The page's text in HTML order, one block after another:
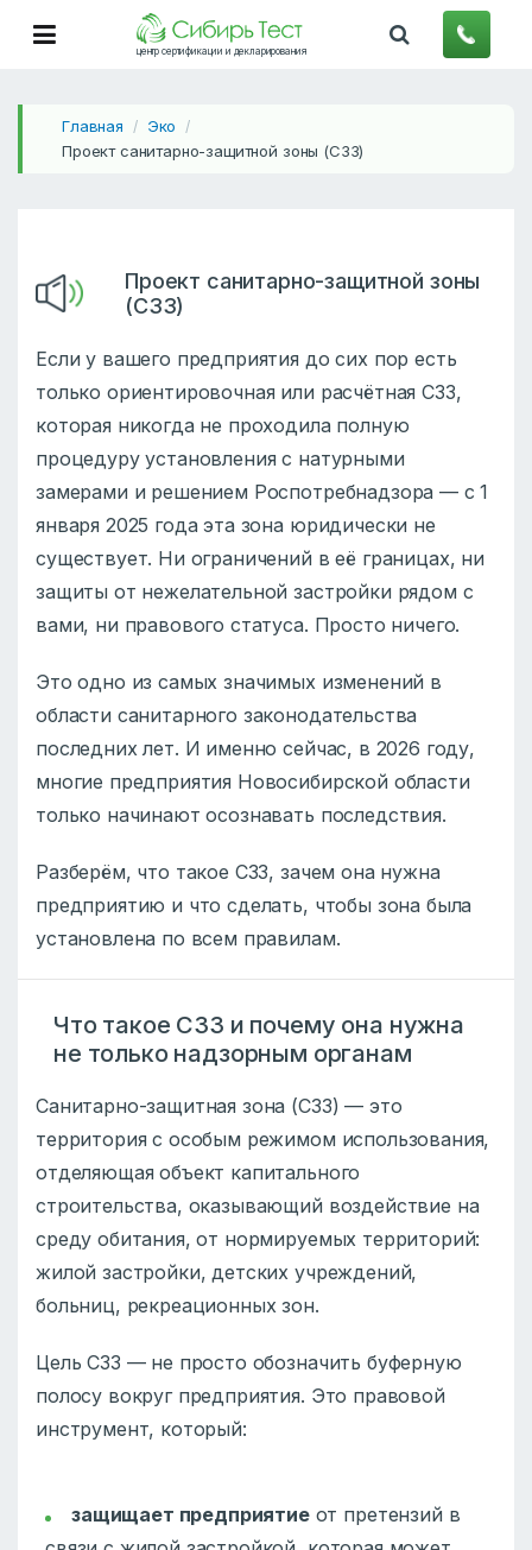
центр сертификации и декларирования
Главная / Эко /
Проект санитарно-защитной зоны (СЗЗ)
Проект санитарно-защитной зоны
(СЗЗ)
Если у вашего предприятия до сих пор есть
только ориентировочная или расчётная СЗЗ,
которая никогда не проходила полную
процедуру установления с натурными
замерами и решением Роспотребнадзора — с 1
января 2025 года эта зона юридически не
существует. Ни ограничений в её границах, ни
защиты от нежелательной застройки рядом с
вами, ни правового статуса. Просто ничего.
Это одно из самых значимых изменений в
области санитарного законодательства
последних лет. И именно сейчас, в 2026 году,
многие предприятия Новосибирской области
только начинают осознавать последствия.
Разберём, что такое СЗЗ, зачем она нужна
предприятию и что сделать, чтобы зона была
установлена по всем правилам.
Что такое СЗЗ и почему она нужна
не только надзорным органам
Санитарно-защитная зона (СЗЗ) — это
территория с особым режимом использования,
отделяющая объект капитального
строительства, оказывающий воздействие на
среду обитания, от нормируемых территорий:
жилой застройки, детских учреждений,
больниц, рекреационных зон.
Цель СЗЗ — не просто обозначить буферную
полосу вокруг предприятия. Это правовой
инструмент, который:
защищает предприятиеот претензий в